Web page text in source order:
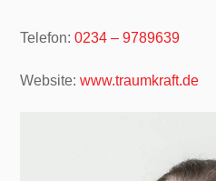
Telefon:0234 – 9789639
Website:www.traumkraft.de